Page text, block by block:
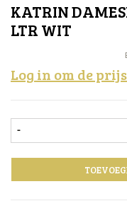
KATRIN
LTR WIT
Log in om de
-